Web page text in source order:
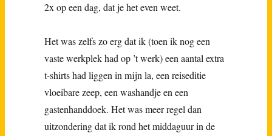
2x op een dag, dat je het even weet.
Het was zelfs zo erg dat ik (toen ik nog een
vaste werkplek had op ’t werk) een aantal extra
t-shirts had liggen in mijn la, een reiseditie
vloeibare zeep, een washandje en een
gastenhanddoek. Het was meer regel dan
uitzondering dat ik rond het middaguur in de